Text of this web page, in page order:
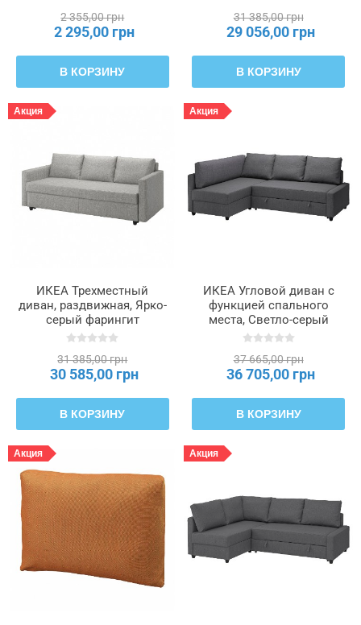
2 355,00 грн
2 295,00 грн
В КОРЗИНУ
31 385,00 грн
29 056,00 грн
В КОРЗИНУ
Акция
ИКЕА Трехместный
диван, раздвижная, Ярко-
серый фарингит
FRIHETEN ФРИХЕТЭН,
31 385,00 грн
30 585,00 грн
В КОРЗИНУ
Акция
ИКЕА Угловой диван с
функцией спального
места, Светло-серый
FRIHETEN ФРИХЕТЭН /
37 665,00 грн
36 705,00 грн
В КОРЗИНУ
Акция Акция